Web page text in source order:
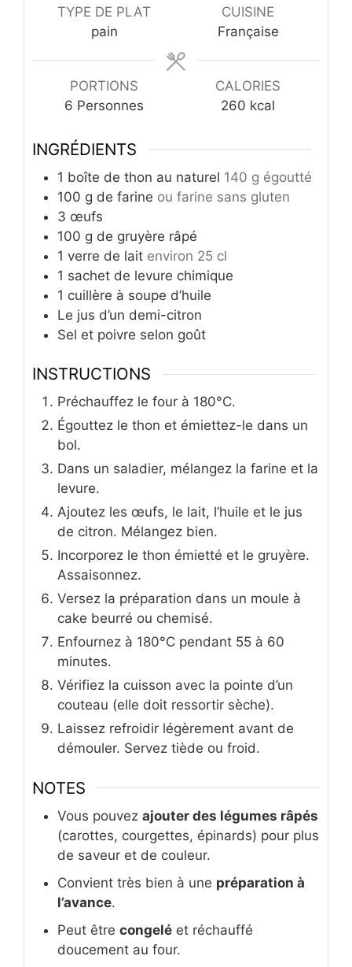
TYPE DE PLAT
pain
CUISINE
Française
PORTIONS
6 Personnes
CALORIES
260 kcal
INGRÉDIENTS
1 boîte de thon au naturel 140 g égoutté
100 g de farine ou farine sans gluten
3 œufs
100 g de gruyère râpé
1 verre de lait environ 25 cl
1 sachet de levure chimique
1 cuillère à soupe d’huile
Le jus d’un demi-citron
Sel et poivre selon goût
INSTRUCTIONS
Préchauffez le four à 180°C.
Égouttez le thon et émiettez-le dans un
bol.
Dans un saladier, mélangez la farine et la
levure.
Ajoutez les œufs, le lait, l’huile et le jus
de citron. Mélangez bien.
Incorporez le thon émietté et le gruyère.
Assaisonnez.
Versez la préparation dans un moule à
cake beurré ou chemisé.
Enfournez à 180°C pendant 55 à 60
minutes.
Vérifiez la cuisson avec la pointe d’un
couteau (elle doit ressortir sèche).
Laissez refroidir légèrement avant de
démouler. Servez tiède ou froid.
NOTES
Vous pouvez ajouter des légumes râpés
(carottes, courgettes, épinards) pour plus
de saveur et de couleur.
Convient très bien à une préparation à
l’avance.
Peut être congelé et réchauffé
doucement au four.